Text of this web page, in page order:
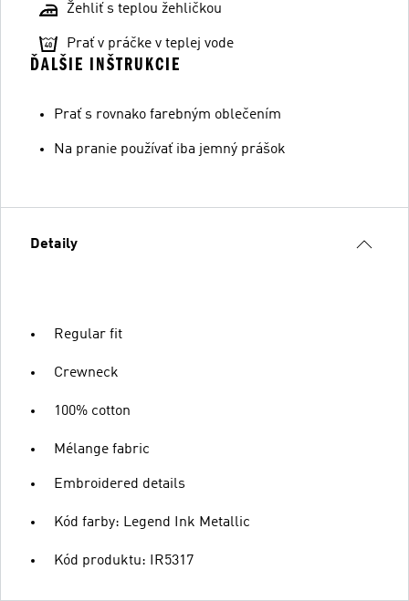
Žehliť s teplou žehličkou
Prať v práčke v teplej vode
ĎALŠIE INŠTRUKCIE
Prať s rovnako farebným oblečením
Na pranie používať iba jemný prášok
Detaily
Regular fit
Crewneck
100% cotton
Mélange fabric
Embroidered details
Kód farby: Legend Ink Metallic
Kód produktu: IR5317